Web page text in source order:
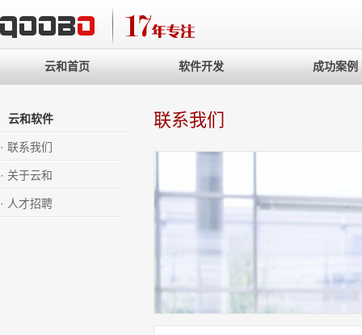
云和首页 软件开发 成功案例
云和软件
· 联系我们
· 关于云和
· 人才招聘
联系我们